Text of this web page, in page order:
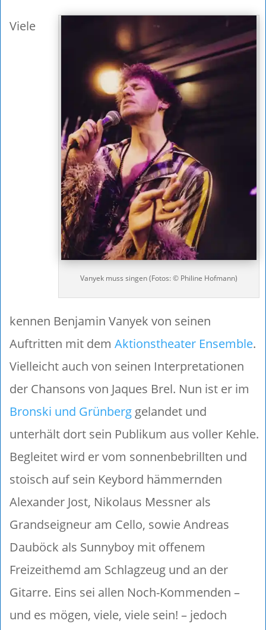
Vanyek muss singen (Fotos: © Philine Hofmann)
Viele
kennen Benjamin Vanyek von seinen
Auftritten mit dem Aktionstheater Ensemble.
Vielleicht auch von seinen Interpretationen
der Chansons von Jaques Brel. Nun ist er im
Bronski und Grünberggelandet und
unterhält dort sein Publikum aus voller Kehle.
Begleitet wird er vom sonnenbebrillten und
stoisch auf sein Keybord hämmernden
Alexander Jost, Nikolaus Messner als
Grandseigneur am Cello, sowie Andreas
Dauböck als Sunnyboy mit offenem
Freizeithemd am Schlagzeug und an der
Gitarre. Eins sei allen Noch-Kommenden –
und es mögen, viele, viele sein! – jedoch